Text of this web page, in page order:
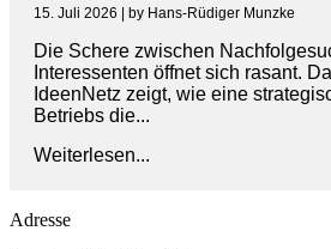
15. Juli 2026 by Hans-Rüdiger Munzke
Die Schere zwischen
Interessenten öffnet sich rasant.
IdeenNetz zeigt, wie eine
Betriebs die...
Weiterlesen...
Adresse